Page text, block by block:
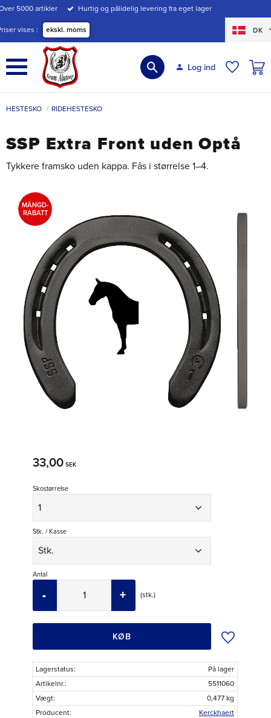
Menu
5000 artikler Hurtig og pålidelig levering fra eget lager
vises ekskl. moms DK
Log ind
HESTESKO RIDEHESTESKO
SSP Extra Front uden Optå
Tykkere framsko uden kappa. Fås i størrelse 1–4.
MÄNGD-
RABATT
33,00 SEK
Skostørrelse
Stk. / Kasse
Antal
stk.
+
-
KØB Tilføj til
Lagerstatus
På lager
Artikelnr.
5511060
Vægt
0,477 kg
Producent
Kerckhaert